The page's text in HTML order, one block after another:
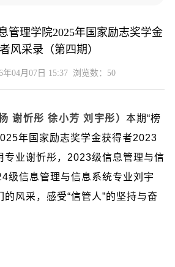
管理学院2025年国家励志奖学金
风采录（第四期）
年04月07日 15:37 浏览数： 50
谢忻彤 徐小芳 刘宇彤）本期“榜
年国家励志奖学金获得者2023
专业谢忻彤，2023级信息管理与信
级信息管理与信息系统专业刘宇
风采，感受“信管人”的坚持与奋